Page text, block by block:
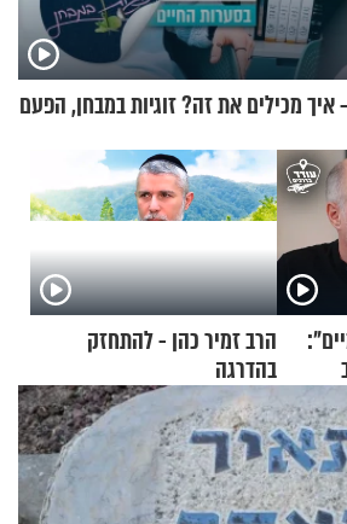
מכילים את זה? זוגיות במבחן, הפעם
הרב זמיר כהן - להתחזק
בהדרגה